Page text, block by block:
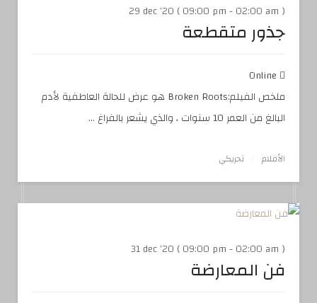
29 dec '20 ( 09:00 pm - 02:00 am )
جذور متقطعة
ملخص الفيلم:Broken Roots هو عرض للحالة العاطفية لأدم
البالغ من العمر 10 سنوات ، والذي يشعر بالفراغ ...
الأفلام تحريكي
31 dec '20 ( 09:00 pm - 02:00 am )
فن المعارضة